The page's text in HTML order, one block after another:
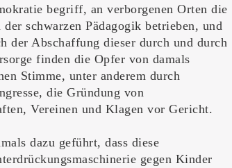
begriff, an verborgenen Orten die
der schwarzen Pädagogik betrieben, und
der Abschaffung dieser durch und durch
finden die Opfer von damals
Stimme, unter anderem durch
die Gründung von
Vereinen und Klagen vor Gericht.
dazu geführt, dass diese
gegen Kinder